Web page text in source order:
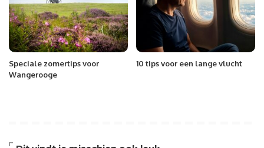
Speciale zomertips voor
Wangerooge
10 tips voor een lange vlucht